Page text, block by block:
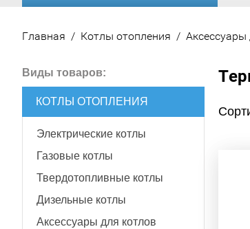
Главная / Котлы отопления / Аксессуары
Виды товаров:
КОТЛЫ ОТОПЛЕНИЯ
Электрические котлы
Газовые котлы
Твердотопливные котлы
Дизельные котлы
Аксессуары для котлов